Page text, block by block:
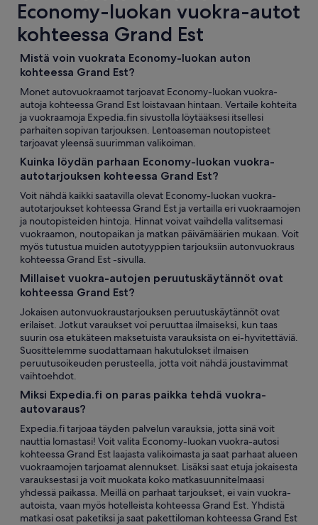
Economy-luokan vuokra-autot
kohteessa Grand Est
Mistä voin vuokrata Economy-luokan auton
kohteessa Grand Est?
Monet autovuokraamot tarjoavat Economy-luokan vuokra-
autoja kohteessa Grand Est loistavaan hintaan. Vertaile kohteita
ja vuokraamoja Expedia.fin sivustolla löytääksesi itsellesi
parhaiten sopivan tarjouksen. Lentoaseman noutopisteet
tarjoavat yleensä suurimman valikoiman.
Kuinka löydän parhaan Economy-luokan vuokra-
autotarjouksen kohteessa Grand Est?
Voit nähdä kaikki saatavilla olevat Economy-luokan vuokra-
autotarjoukset kohteessa Grand Est ja vertailla eri vuokraamojen
ja noutopisteiden hintoja. Hinnat voivat vaihdella valitsemasi
vuokraamon, noutopaikan ja matkan päivämäärien mukaan. Voit
myös tutustua muiden autotyyppien tarjouksiin autonvuokraus
kohteessa Grand Est -sivulla.
Millaiset vuokra-autojen peruutuskäytännöt ovat
kohteessa Grand Est?
Jokaisen autonvuokraustarjouksen peruutuskäytännöt ovat
erilaiset. Jotkut varaukset voi peruuttaa ilmaiseksi, kun taas
suurin osa etukäteen maksetuista varauksista on ei-hyvitettäviä.
Suosittelemme suodattamaan hakutulokset ilmaisen
peruutusoikeuden perusteella, jotta voit nähdä joustavimmat
vaihtoehdot.
Miksi Expedia.fi on paras paikka tehdä vuokra-
autovaraus?
Expedia.fi tarjoaa täyden palvelun varauksia, jotta sinä voit
nauttia lomastasi! Voit valita Economy-luokan vuokra-autosi
kohteessa Grand Est laajasta valikoimasta ja saat parhaat alueen
vuokraamojen tarjoamat alennukset. Lisäksi saat etuja jokaisesta
varauksestasi ja voit muokata koko matkasuunnitelmaasi
yhdessä paikassa. Meillä on parhaat tarjoukset, ei vain vuokra-
autoista, vaan myös hotelleista kohteessa Grand Est. Yhdistä
matkasi osat paketiksi ja saat pakettiloman kohteessa Grand Est